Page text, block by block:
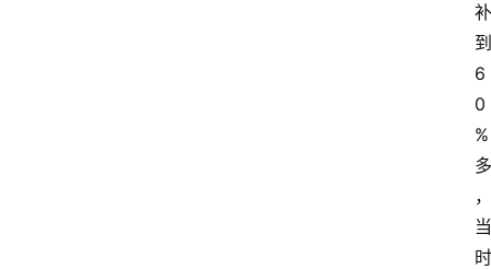
补
到
6
0
%
多
，
当
时